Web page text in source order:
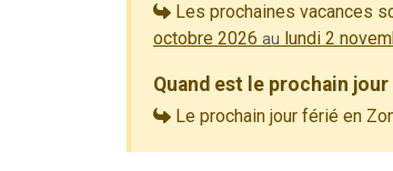
Les prochaines vacances
octobre 2026 au lundi 2
Quand est le prochain
Le prochain jour férié en